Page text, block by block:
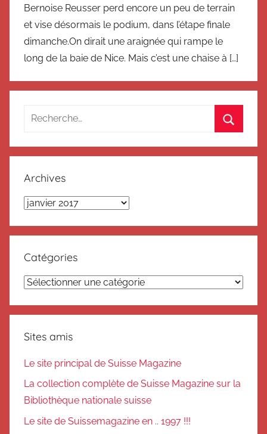
Bernoise Reusser perd encore un peu de terrain
et vise désormais le podium, dans l’étape finale
dimanche.On dirait une araignée qui rampe le
long de la baie de Nice. Mais c’est une chaise à […]
Recherche
:
Archives
Archives
Catégories
Catégories
Sites amis
Le site principal de Suisse Magazine
La collection complète de Suisse Magazine sur la
Bibliothèque nationale suisse
Le site de Suissemagazine en .. 1997 !!!